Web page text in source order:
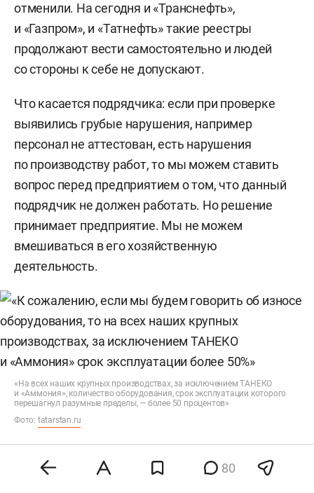
отменили. На сегодня и «Транснефть»,
и «Газпром», и «Татнефть» такие реестры
продолжают вести самостоятельно и людей
со стороны к себе не допускают.
Что касается подрядчика: если при проверке
выявились грубые нарушения, например
персонал не аттестован, есть нарушения
по производству работ, то мы можем ставить
вопрос перед предприятием о том, что данный
подрядчик не должен работать. Но решение
принимает предприятие. Мы не можем
вмешиваться в его хозяйственную
деятельность.
«На всех наших крупных производствах, за исключением ТАНЕКО
и «Аммония», количество оборудования, срок эксплуатации которого
перешагнул разумные пределы, — более 50 процентов»
Фото: tatarstan.ru
«КОЛИЧЕСТВО ОБОРУДОВАНИЯ, СРОК
ЭКСПЛУАТАЦИИ КОТОРОГО ПЕРЕШАГНУЛ
80